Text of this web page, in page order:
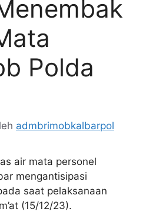
Polda
admbrimobkalbarpol
air mata personel
mengantisipasi
saat pelaksanaan
(15/12/23).